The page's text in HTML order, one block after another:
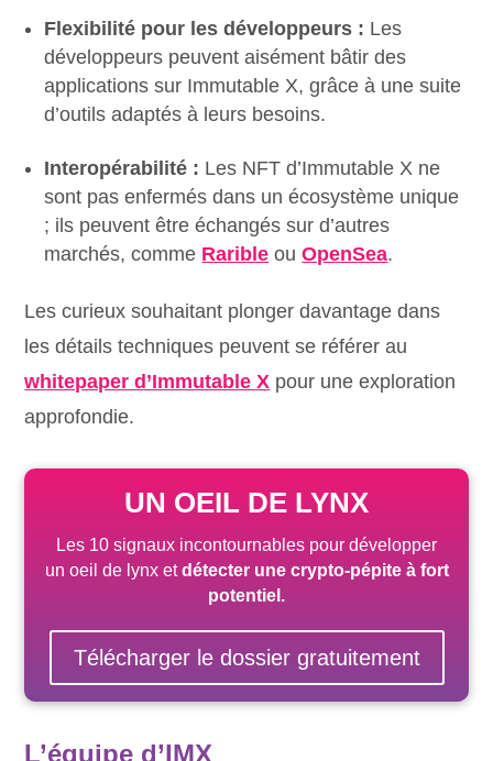
Flexibilité pour les développeurs : Les
développeurs peuvent aisément bâtir des
applications sur Immutable X, grâce à une suite
d’outils adaptés à leurs besoins.
Interopérabilité : Les NFT d’Immutable X ne
sont pas enfermés dans un écosystème unique
; ils peuvent être échangés sur d’autres
marchés, comme Rarible ouOpenSea.
Les curieux souhaitant plonger davantage dans
les détails techniques peuvent se référer au
whitepaper d’Immutable X pour une exploration
approfondie.
UN OEIL DE LYNX
Les 10 signaux incontournables pour développer
un oeil de lynx etdétecter une crypto-pépite à fort
potentiel .
Télécharger le dossier gratuitement
L’équipe d’IMX